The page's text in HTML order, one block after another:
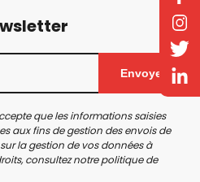
Envoyer
que les informations saisies
aux fins de gestion des envois de
la gestion de vos données à
consultez notrepolitique de